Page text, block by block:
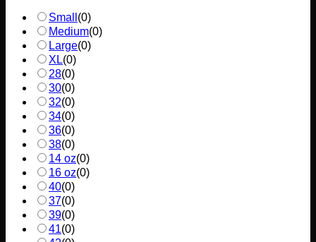
Small (0)
Medium(0)
Large(0)
XL(0)
28(0)
30(0)
32(0)
34(0)
36(0)
38(0)
14 oz(0)
16 oz(0)
40(0)
37(0)
39(0)
41(0)